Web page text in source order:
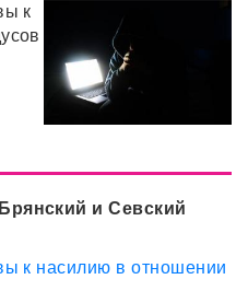
к
и Севский
к насилию в отношении